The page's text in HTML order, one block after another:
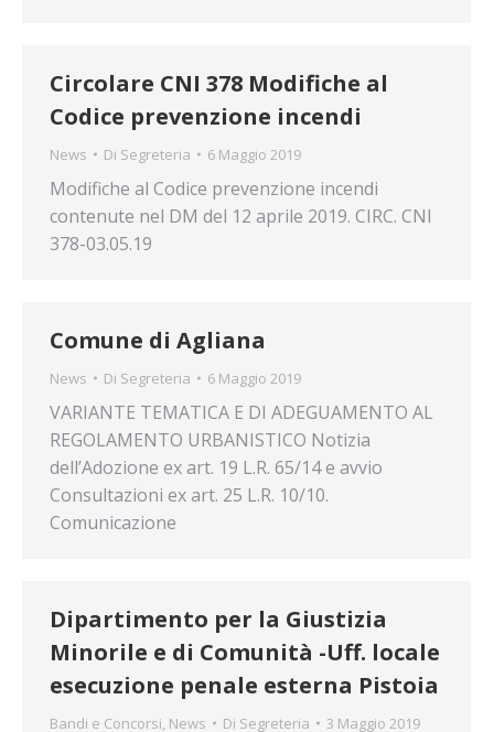
Circolare CNI 378 Modifiche al
Codice prevenzione incendi
News Di Segreteria 6 Maggio 2019
Modifiche al Codice prevenzione incendi
contenute nel DM del 12 aprile 2019. CIRC. CNI
378-03.05.19
Comune di Agliana
News Di Segreteria 6 Maggio 2019
VARIANTE TEMATICA E DI ADEGUAMENTO AL
REGOLAMENTO URBANISTICO Notizia
dell’Adozione ex art. 19 L.R. 65/14 e avvio
Consultazioni ex art. 25 L.R. 10/10.
Comunicazione
Dipartimento per la Giustizia
Minorile e di Comunità -Uff. locale
esecuzione penale esterna Pistoia
Bandi e Concorsi, News Di Segreteria 3 Maggio 2019